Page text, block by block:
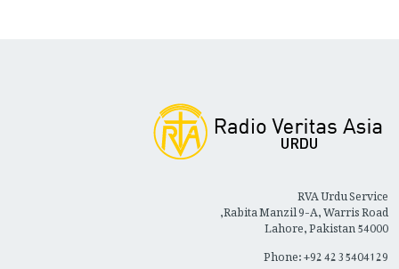
RVA Urdu Service
Rabita Manzil 9-A, Warris Road,
Lahore, Pakistan 54000
Phone: +92 42 35404129